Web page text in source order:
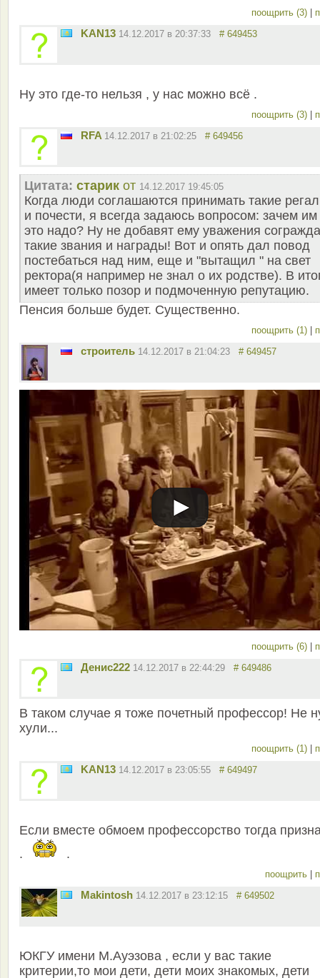
поощрить (3)
KAN13 14.12.2017 в 20:37:33 # 649453
Ну это где-то нельзя , у нас можно всё .
поощрить (3)
RFA 14.12.2017 в 21:02:25 # 649456
Цитата: старик от 14.12.2017 19:45:05
Когда люди соглашаются принимать такие
и почести, я всегда задаюсь вопросом: зачем им
это надо? Ну не добавят ему уважения
такие звания и награды! Вот и опять дал повод
постебаться над ним, еще и "вытащил " на свет
ректора(я например не знал о их родстве). В
имеет только позор и подмоченную репутацию.
Пенсия больше будет. Существенно.
поощрить (1)
строитель 14.12.2017 в 21:04:23 # 649457
поощрить (6)
Денис222 14.12.2017 в 22:44:29 # 649486
В таком случае я тоже почетный профессор! Не
хули...
поощрить (1)
KAN13 14.12.2017 в 23:05:55 # 649497
Если вместе обмоем профессорство тогда
.
.
поощрить
Makintosh 14.12.2017 в 23:12:15 # 649502
ЮКГУ имени М.Ауэзова , если у вас такие
критерии,то мои дети, дети моих знакомых, дети